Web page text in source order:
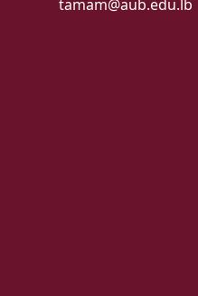
tamam@aub.edu.lb